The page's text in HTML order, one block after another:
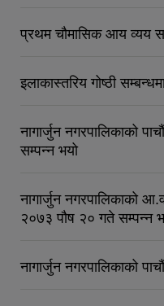
प्रथम चौमासिक आय व्यय
इलाकास्तरिय गोष्ठी
नागार्जुन नगरपालिकाको
सम्पन्न भयो
नागार्जुन नगरपालिकाको
२०७३ पौष २० गते सम्पन्न
नागार्जुन नगरपालिकाको